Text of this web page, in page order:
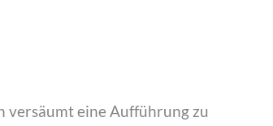
versäumt eine Aufführung zu